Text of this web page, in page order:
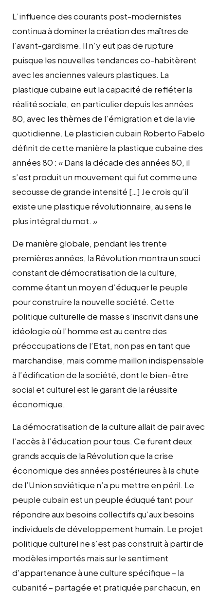
L’influence des courants post-modernistes
continua à dominer la création des maîtres de
l’avant-gardisme. Il n’y eut pas de rupture
puisque les nouvelles tendances co-habitèrent
avec les anciennes valeurs plastiques. La
plastique cubaine eut la capacité de refléter la
réalité sociale, en particulier depuis les années
80, avec les thèmes de l’émigration et de la vie
quotidienne. Le plasticien cubain Roberto Fabelo
définit de cette manière la plastique cubaine des
années 80 : « Dans la décade des années 80, il
s’est produit un mouvement qui fut comme une
secousse de grande intensité […] Je crois qu’il
existe une plastique révolutionnaire, au sens le
plus intégral du mot. »
De manière globale, pendant les trente
premières années, la Révolution montra un souci
constant de démocratisation de la culture,
comme étant un moyen d’éduquer le peuple
pour construire la nouvelle société. Cette
politique culturelle de masse s’inscrivit dans une
idéologie où l’homme est au centre des
préoccupations de l’Etat, non pas en tant que
marchandise, mais comme maillon indispensable
à l’édification de la société, dont le bien-être
social et culturel est le garant de la réussite
économique.
La démocratisation de la culture allait de pair avec
l’accès à l’éducation pour tous. Ce furent deux
grands acquis de la Révolution que la crise
économique des années postérieures à la chute
de l’Union soviétique n’a pu mettre en péril. Le
peuple cubain est un peuple éduqué tant pour
répondre aux besoins collectifs qu’aux besoins
individuels de développement humain. Le projet
politique culturel ne s’est pas construit à partir de
modèles importés mais sur le sentiment
d’appartenance à une culture spécifique – la
cubanité – partagée et pratiquée par chacun, en